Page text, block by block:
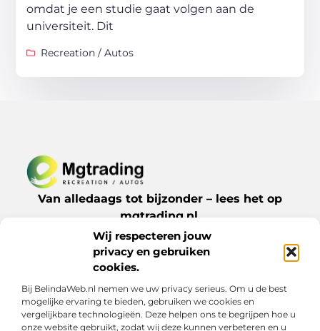
Wij respecteren jouw
privacy en gebruiken
cookies.
Bij BelindaWeb.nl nemen we uw privacy serieus. Om u de best
mogelijke ervaring te bieden, gebruiken we cookies en
vergelijkbare technologieën. Deze helpen ons te begrijpen hoe u
onze website gebruikt, zodat wij deze kunnen verbeteren en u
omdat je een studie gaat volgen aan de
universiteit. Dit
Recreation / Autos
Van alledaags tot bijzonder – lees het op
mgtrading.nl.
Ontdek inspirerende blogs en artikelen over
alles wat het dagelijks leven te bieden heeft.
Bericht categorie